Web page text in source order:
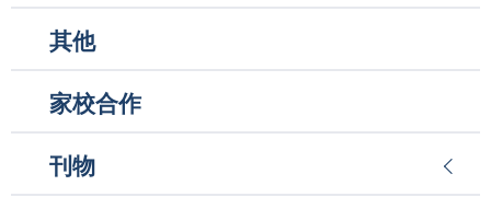
其他
家校合作
刊物